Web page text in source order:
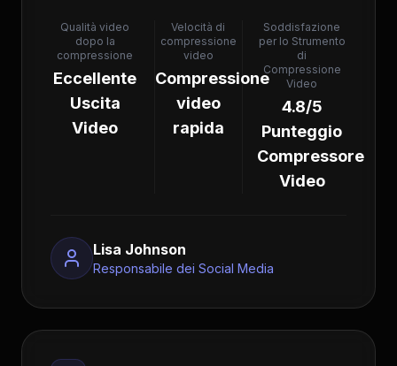
Qualità video
dopo la
compressione
Eccellente
Uscita
Video
Velocità di
compressione
video
Compressione
video
rapida
Soddisfazione
per lo Strumento
di
Compressione
Video
4.8/5
Punteggio
Compressore
Video
Lisa Johnson
Responsabile dei Social Media